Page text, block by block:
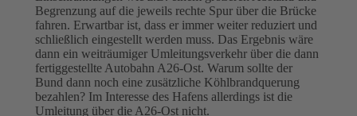
Begrenzung auf die jeweils rechte Spur über die Brücke
fahren. Erwartbar ist, dass er immer weiter reduziert und
schließlich eingestellt werden muss. Das Ergebnis wäre
dann ein weiträumiger Umleitungsverkehr über die dann
fertiggestellte Autobahn A26-Ost. Warum sollte der
Bund dann noch eine zusätzliche Köhlbrandquerung
bezahlen? Im Interesse des Hafens allerdings ist die
Umleitung über die A26-Ost nicht.